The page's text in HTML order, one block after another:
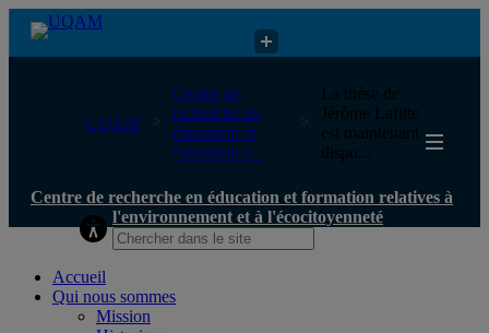
Centre de recherche en éducation et formation relatives à
l'environnement et à l'écocitoyenneté
UQAM
Centre de
recherche en
éducation et
formation r...
La thèse de
Jérôme Lafitte
est maintenant
dispo...
Centre de recherche en éducation et formation relatives à
l'environnement et à l'écocitoyenneté
Accueil
Qui nous sommes
Mission